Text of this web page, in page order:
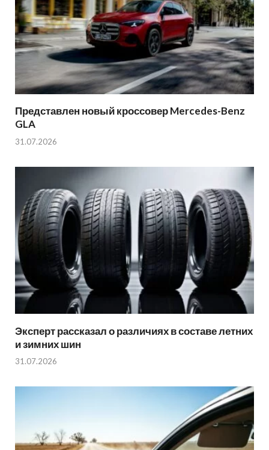
Представлен новый кроссовер Mercedes-Benz
GLA
31.07.2026
Эксперт рассказал о различиях в составе летних
и зимних шин
31.07.2026